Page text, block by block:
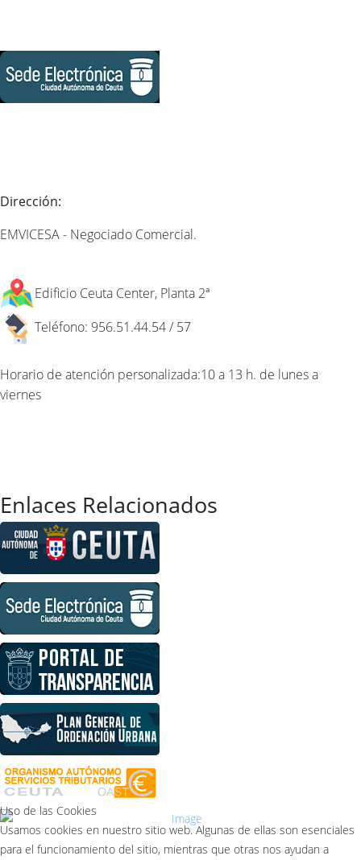
Dirección:
EMVICESA - Negociado Comercial.
Edificio Ceuta Center, Planta 2ª
Teléfono: 956.51.44.54 / 57
Horario de atención personalizada:10 a 13 h. de lunes a
viernes
Enlaces Relacionados
Uso de las Cookies
Usamos cookies en nuestro sitio web. Algunas de ellas son esenciales
para el funcionamiento del sitio, mientras que otras nos ayudan a